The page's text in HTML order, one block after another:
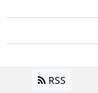
RSS